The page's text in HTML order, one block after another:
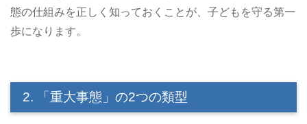
態の仕組みを正しく知っておくことが、子どもを守る第一
歩になります。
2. 「重大事態」の2つの類型